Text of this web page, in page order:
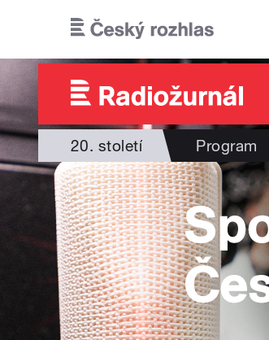
20. století Program